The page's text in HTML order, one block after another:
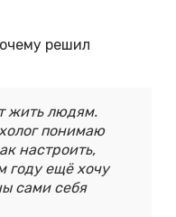
решил
жить людям.
понимаю
настроить,
году ещё хочу
сами себя